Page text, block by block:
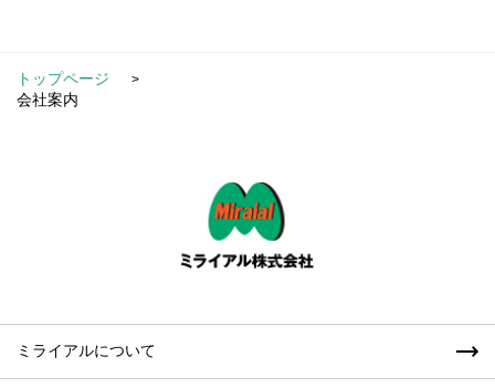
トップページ
会社案内
ミライアルについて